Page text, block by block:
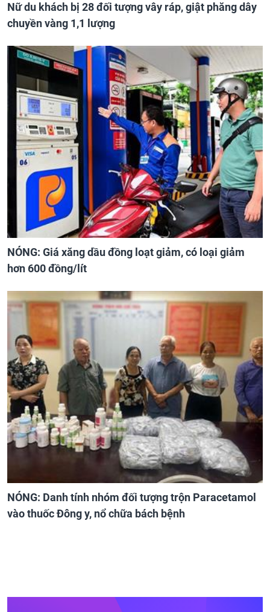
Nữ du khách bị 28 đối tượng vây ráp, giật phăng dây
chuyền vàng 1,1 lượng
NÓNG: Giá xăng dầu đồng loạt giảm, có loại giảm
hơn 600 đồng/lít
NÓNG: Danh tính nhóm đối tượng trộn Paracetamol
vào thuốc Đông y, nổ chữa bách bệnh